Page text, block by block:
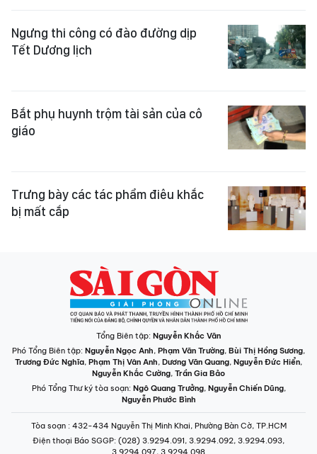
Ngưng thi công có đào đường dịp
Tết Dương lịch
Bắt phụ huynh trộm tài sản của cô
giáo
Trưng bày các tác phẩm điêu khắc
bị mất cắp
Tổng Biên tập: Nguyễn Khắc Văn
Phó Tổng Biên tập: Nguyễn Ngọc Anh, Phạm Văn Trường, Bùi Thị Hồng Sương,
Trương Đức Nghĩa, Phạm Thị Vân Anh, Dương Văn Quang, Nguyễn Đức Hiển,
Nguyễn Khắc Cường, Trần Gia Bảo
Phó Tổng Thư ký tòa soạn: Ngô Quang Trưởng, Nguyễn Chiến Dũng,
Nguyễn Phước Bình
Tòa soạn : 432-434 Nguyễn Thị Minh Khai, Phường Bàn Cờ, TP.HCM
Điện thoại Báo SGGP: (028) 3.9294.091, 3.9294.092, 3.9294.093,
3.9294.097, 3.9294.098